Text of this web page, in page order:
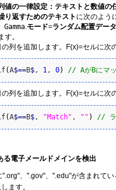
値の一律設定：テキストと数値の
り返すためのテキスト に次のよう
モード=ランダム配置データ
す。
列を追加します。F(x)=セルに次
(A$==B$, 1, 0) // AがBにマ
列を追加します。F(x)=セルに次
(A$==B$, "Match" , "" ) // ラ
る電子メールドメインを検出
".org"、".gov"、".edu"が含まれて
ます。